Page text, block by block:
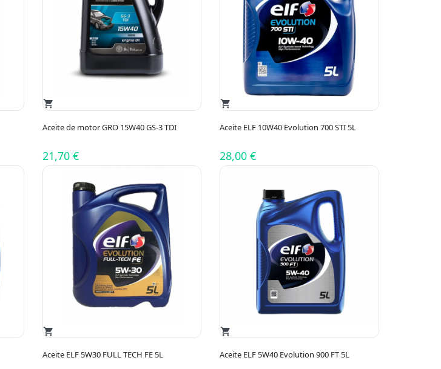
shopping_cart
Aceite de motor GRO 15W40 GS-3 TDI
21,70 €
shopping_cart
Aceite ELF 10W40 Evolution 700 STI 5L
28,00 €
shopping_cart
Aceite ELF 5W30 FULL TECH FE 5L
shopping_cart
Aceite ELF 5W40 Evolution 900 FT 5L